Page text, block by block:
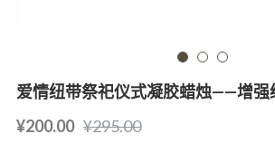
爱情纽带祭祀仪式凝胶蜡烛——增强
¥200.00 ¥295.00